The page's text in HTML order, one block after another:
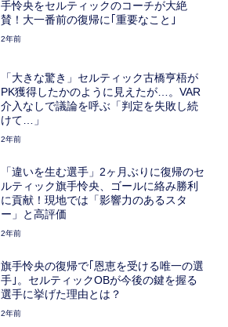
手怜央をセルティックのコーチが大絶
賛！大一番前の復帰に｢重要なこと｣
2年前
「大きな驚き」セルティック古橋亨梧が
PK獲得したかのように見えたが…。VAR
介入なしで議論を呼ぶ「判定を失敗し続
けて…」
2年前
「違いを生む選手」2ヶ月ぶりに復帰のセ
ルティック旗手怜央、ゴールに絡み勝利
に貢献！現地では「影響力のあるスタ
ー」と高評価
2年前
旗手怜央の復帰で｢恩恵を受ける唯一の選
手｣。セルティックOBが今後の鍵を握る
選手に挙げた理由とは？
2年前